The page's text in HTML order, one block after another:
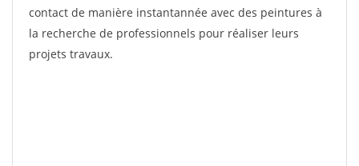
contact de manière instantannée avec des peintures à
la recherche de professionnels pour réaliser leurs
projets travaux.